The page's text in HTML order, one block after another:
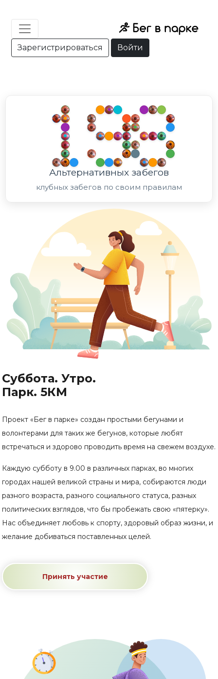
Зарегистрироваться Войти
Альтернативных забегов
клубных забегов по своим правилам
Суббота. Утро.
Парк. 5КМ
Проект «Бег в парке» создан простыми бегунами и
волонтерами для таких же бегунов, которые любят
встречаться и здорово проводить время на свежем воздухе.
Каждую субботу в 9.00 в различных парках, во многих
городах нашей великой страны и мира, собираются люди
разного возраста, разного социального статуса, разных
политических взглядов, что бы пробежать свою «пятерку».
Нас объединяет любовь к спорту, здоровый образ жизни, и
желание добиваться поставленных целей.
Принять участие